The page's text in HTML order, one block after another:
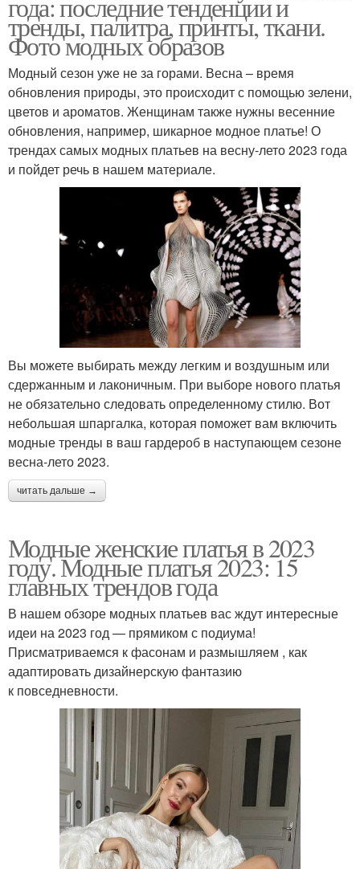
тренды, палитра, принты, ткани.
Фото модных образов
Модный сезон уже не за горами. Весна – время
обновления природы, это происходит с помощью зелени,
цветов и ароматов. Женщинам также нужны весенние
обновления, например, шикарное модное платье! О
трендах самых модных платьев на весну-лето 2023 года
и пойдет речь в нашем материале.
Вы можете выбирать между легким и воздушным или
сдержанным и лаконичным. При выборе нового платья
не обязательно следовать определенному стилю. Вот
небольшая шпаргалка, которая поможет вам включить
модные тренды в ваш гардероб в наступающем сезоне
весна-лето 2023.
читать дальше →
Модные женские платья в 2023
году. Модные платья 2023: 15
главных трендов года
В нашем обзоре модных платьев вас ждут интересные
идеи на 2023 год — прямиком с подиума!
Присматриваемся к фасонам и размышляем , как
адаптировать дизайнерскую фантазию
к повседневности.